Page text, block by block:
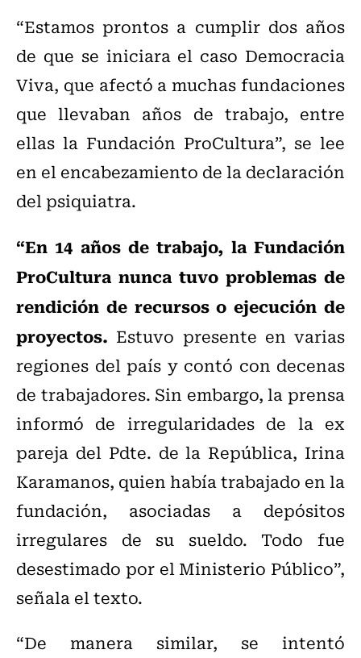
“Estamos prontos a cumplir dos años
de que se iniciara el caso Democracia
Viva, que afectó a muchas fundaciones
que llevaban años de trabajo, entre
ellas la Fundación ProCultura”, se lee
en el encabezamiento de la declaración
del psiquiatra.
“En 14 años de trabajo, la Fundación
ProCultura nunca tuvo problemas de
rendición de recursos o ejecución de
proyectos. Estuvo presente en varias
regiones del país y contó con decenas
de trabajadores. Sin embargo, la prensa
informó de irregularidades de la ex
pareja del Pdte. de la República, Irina
Karamanos, quien había trabajado en la
fundación, asociadas a depósitos
irregulares de su sueldo. Todo fue
desestimado por el Ministerio Público”,
señala el texto.
“De manera similar, se intentó